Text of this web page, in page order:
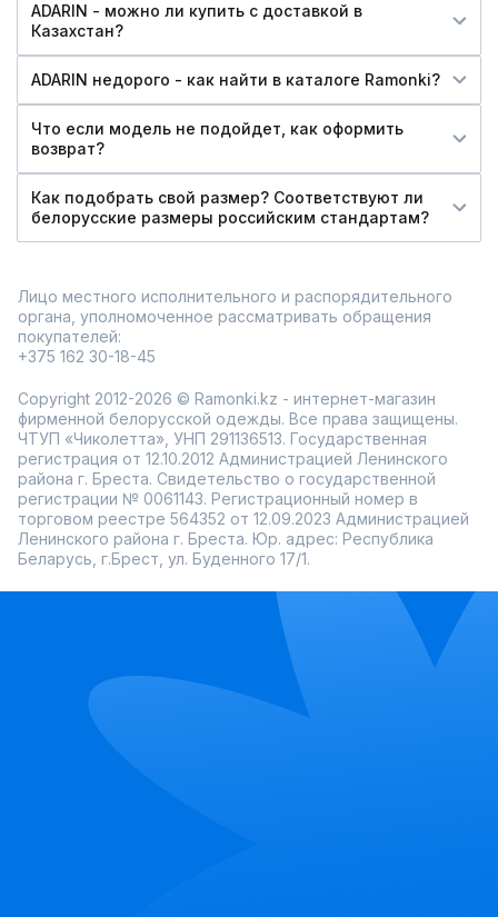
ADARIN - можно ли купить c доставкой в
Казахстан?
ADARIN недорого - как найти в каталоге Ramonki?
Что если модель не подойдет, как оформить
возврат?
Как подобрать свой размер? Соответствуют ли
белорусские размеры российским стандартам?
Лицо местного исполнительного и распорядительного
органа, уполномоченное рассматривать обращения
покупателей:
+375 162 30-18-45
Copyright 2012-2026 © Ramonki.kz - интернет-магазин
фирменной белорусской одежды. Все права защищены.
ЧТУП «Чиколетта», УНП 291136513. Государственная
регистрация от 12.10.2012 Администрацией Ленинского
района г. Бреста. Свидетельство о государственной
регистрации № 0061143. Регистрационный номер в
торговом реестре 564352 от 12.09.2023 Администрацией
Ленинского района г. Бреста. Юр. адрес: Республика
Беларусь, г.Брест, ул. Буденного 17/1.